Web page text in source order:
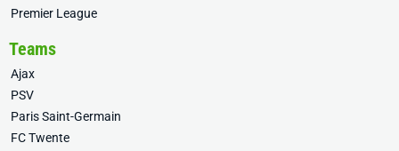
Premier League
Teams
Ajax
PSV
Paris Saint-Germain
FC Twente